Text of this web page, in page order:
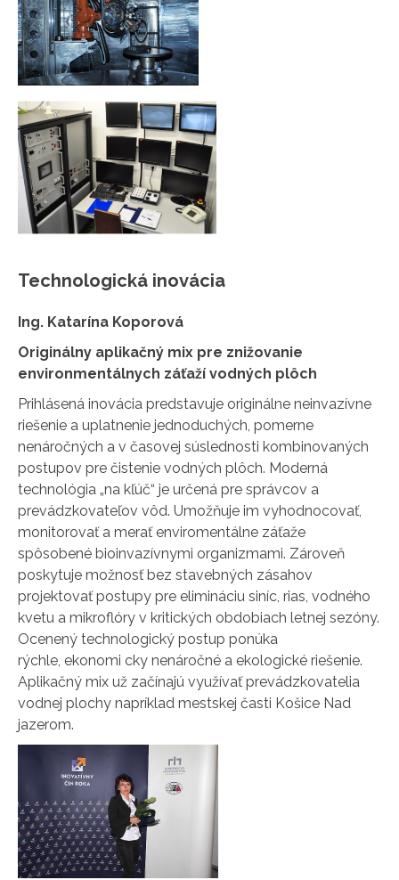
Technologická inovácia
Ing. Katarína Koporová
Originálny aplikačný mix pre znižovanie
environmentálnych záťaží vodných plôch
Prihlásená inovácia predstavuje originálne neinvazívne
riešenie a uplatnenie jednoduchých, pomerne
nenáročných a v časovej súslednosti kombinovaných
postupov pre čistenie vodných plôch. Moderná
technológia „na kľúč“ je určená pre správcov a
prevádzkovateľov vôd. Umožňuje im vyhodnocovať,
monitorovať a merať enviromentálne záťaže
spôsobené bioinvazívnymi organizmami. Zároveň
poskytuje možnosť bez stavebných zásahov
projektovať postupy pre elimináciu siníc, rias, vodného
kvetu a mikroflóry v kritických obdobiach letnej sezóny.
Ocenený technologický postup ponúka
rýchle, ekonomi cky nenáročné a ekologické riešenie.
Aplikačný mix už začínajú využívať prevádzkovatelia
vodnej plochy napríklad mestskej časti Košice Nad
jazerom.